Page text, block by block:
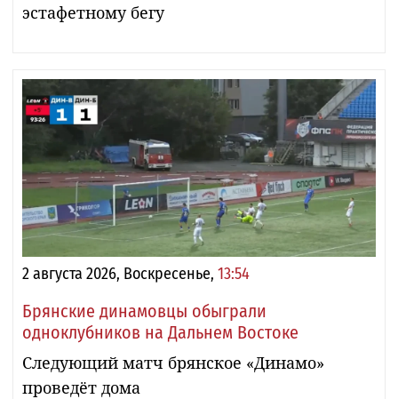
эстафетному бегу
2 августа 2026, Воскресенье, 13:54
Брянские динамовцы обыграли
одноклубников на Дальнем Востоке
Следующий матч брянское «Динамо»
проведёт дома